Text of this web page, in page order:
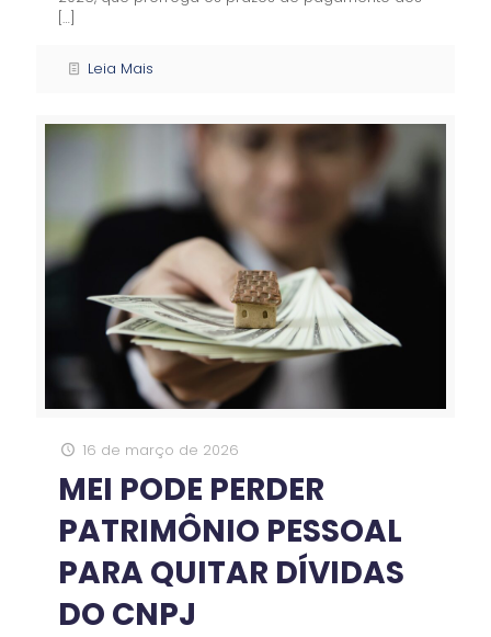
[…]
Leia Mais
16 de março de 2026
MEI PODE PERDER
PATRIMÔNIO PESSOAL
PARA QUITAR DÍVIDAS
DO CNPJ